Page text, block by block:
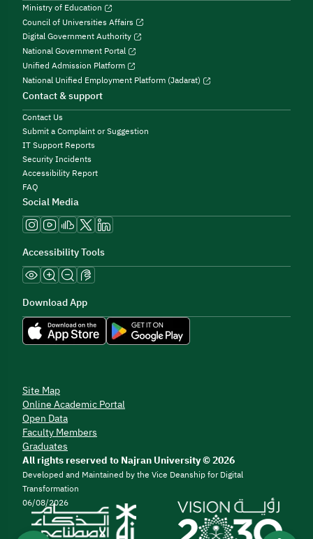
Ministry of Education
Council of Universities Affairs
Digital Government Authority
National Government Portal
Unified Admission Platform
National Unified Employment Platform (Jadarat)
Contact & support
Contact Us
Submit a Complaint or Suggestion
IT Support Reports
Security Incidents
Accessibility Report
FAQ
Social Media
Accessibility Tools
Download App
Site Map
Online Academic Portal
Open Data
Faculty Members
Graduates
All rights reserved to Najran University © 2026
Developed and Maintained by the Vice Deanship for Digital
Transformation
06/08/2026